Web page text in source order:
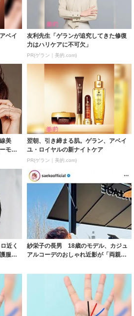
ベイ
友利先生「ゲランが追究してきた修復
力はハリケアに不可欠」
PR(ゲラン｜美的.com)
線美
モデ
翌朝、引き締まる肌。ゲラン、アベイ
ユ・ロイヤルの新ナイトケア
PR(ゲラン｜美的.com)
近く
服が
紗栄子の長男 18歳のモデル、カジュ
アルコーデのおしゃれ近影が「両親の